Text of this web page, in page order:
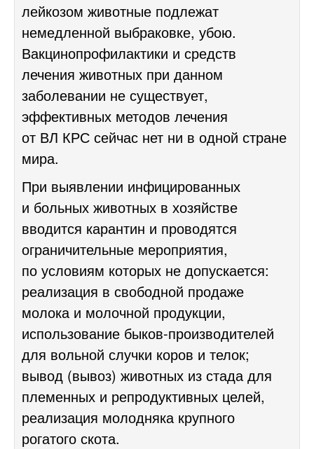
лейкозом животные подлежат
немедленной выбраковке, убою.
Вакцинопрофилактики и средств
лечения животных при данном
заболевании не существует,
эффективных методов лечения
от ВЛ КРС сейчас нет ни в одной стране
мира.
При выявлении инфицированных
и больных животных в хозяйстве
вводится карантин и проводятся
ограничительные мероприятия,
по условиям которых не допускается:
реализация в свободной продаже
молока и молочной продукции,
использование быков-производителей
для вольной случки коров и телок;
вывод (вывоз) животных из стада для
племенных и репродуктивных целей,
реализация молодняка крупного
рогатого скота.